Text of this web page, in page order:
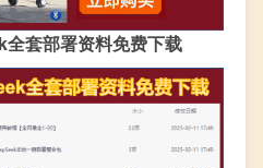
套部署资料免费下载